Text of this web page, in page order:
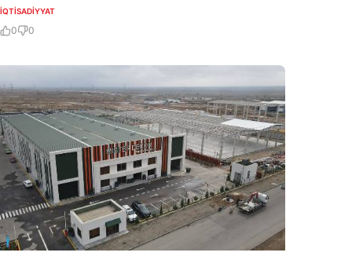
İQTISADIYYAT
0 0